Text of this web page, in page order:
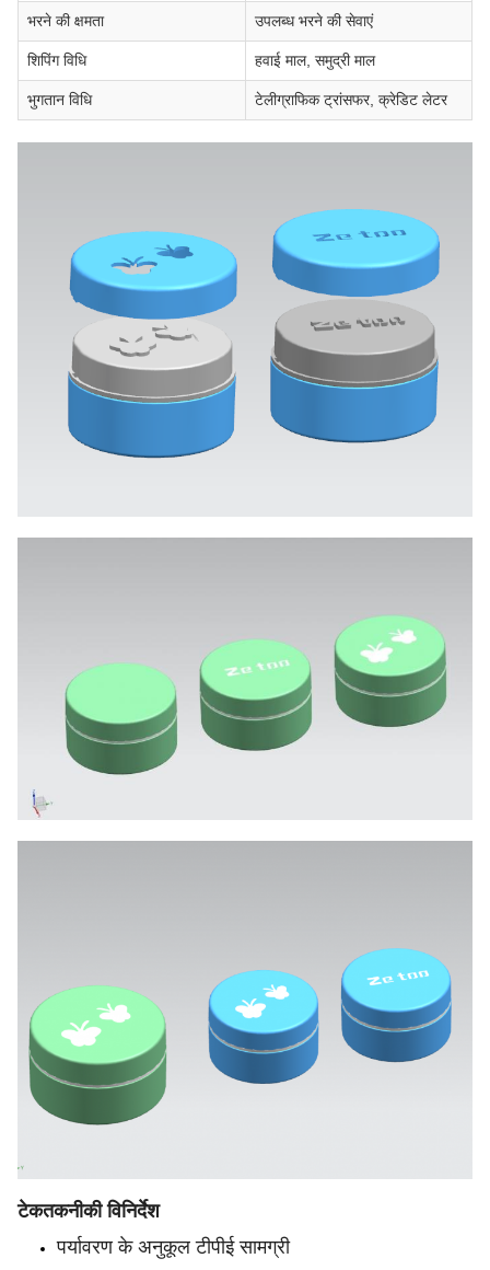
भरने की क्षमता उपलब्ध भरने की सेवाएं
शिपिंग विधि हवाई माल, समुद्री माल
भुगतान विधि टेलीग्राफिक ट्रांसफर, क्रेडिट लेटर
टेकतकनीकी विनिर्देश
पर्यावरण के अनुकूल टीपीई सामग्री